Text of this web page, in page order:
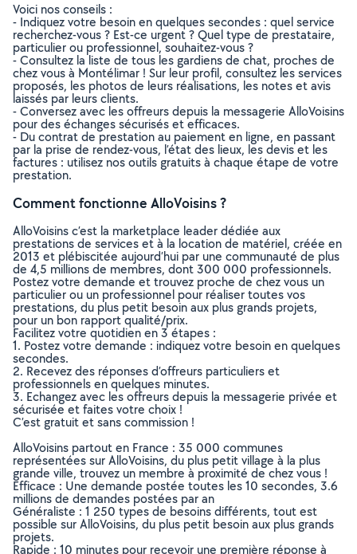
Voici nos conseils :
- Indiquez votre besoin en quelques secondes : quel service
recherchez-vous ? Est-ce urgent ? Quel type de prestataire,
particulier ou professionnel, souhaitez-vous ?
- Consultez la liste de tous les gardiens de chat, proches de
chez vous à Montélimar ! Sur leur profil, consultez les services
proposés, les photos de leurs réalisations, les notes et avis
laissés par leurs clients.
- Conversez avec les offreurs depuis la messagerie AlloVoisins
pour des échanges sécurisés et efficaces.
- Du contrat de prestation au paiement en ligne, en passant
par la prise de rendez-vous, l’état des lieux, les devis et les
factures : utilisez nos outils gratuits à chaque étape de votre
prestation.
Comment fonctionne AlloVoisins ?
AlloVoisins c’est la marketplace leader dédiée aux
prestations de services et à la location de matériel, créée en
2013 et plébiscitée aujourd’hui par une communauté de plus
de 4,5 millions de membres, dont 300 000 professionnels.
Postez votre demande et trouvez proche de chez vous un
particulier ou un professionnel pour réaliser toutes vos
prestations, du plus petit besoin aux plus grands projets,
pour un bon rapport qualité/prix.
Facilitez votre quotidien en 3 étapes :
1. Postez votre demande : indiquez votre besoin en quelques
secondes.
2. Recevez des réponses d’offreurs particuliers et
professionnels en quelques minutes.
3. Echangez avec les offreurs depuis la messagerie privée et
sécurisée et faites votre choix !
C’est gratuit et sans commission !
AlloVoisins partout en France : 35 000 communes
représentées sur AlloVoisins, du plus petit village à la plus
grande ville, trouvez un membre à proximité de chez vous !
Efficace : Une demande postée toutes les 10 secondes, 3.6
millions de demandes postées par an
Généraliste : 1 250 types de besoins différents, tout est
possible sur AlloVoisins, du plus petit besoin aux plus grands
projets.
Rapide : 10 minutes pour recevoir une première réponse à